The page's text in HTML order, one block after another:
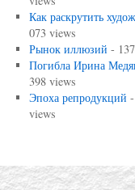
Как раскрутить
073 views
Рынок иллюзий -
Погибла Ирина
398 views
Эпоха репродукций
views